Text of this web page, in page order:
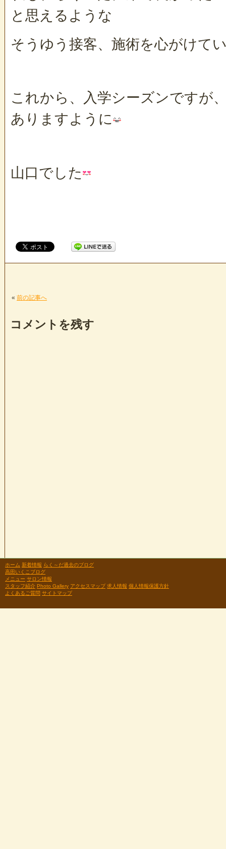
と思えるような
そうゆう接客、施術を心がけて
これから、入学シーズンですが
ありますように
山口でした
« 前の記事へ
コメントを残す
ホーム 新着情報 らく～だ過去のブログ
高田いくこブログ
メニュー サロン情報
スタッフ紹介 Photo Gallery アクセスマップ 求人情報 個人情報保護方針
よくあるご質問 サイトマップ